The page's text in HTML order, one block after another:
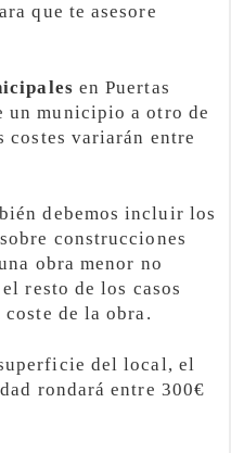
que te asesore
en Puertas
un municipio a otro de
variarán entre
debemos incluir los
construcciones
obra menor no
resto de los casos
de la obra.
del local, el
rondará entre 300€